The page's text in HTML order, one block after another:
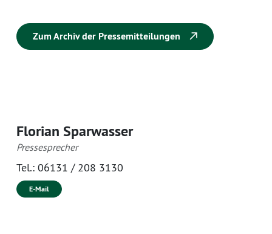
Zum Archiv der Pressemitteilungen
Florian Sparwasser
Pressesprecher
Tel.: 06131 / 208 3130
E-Mail